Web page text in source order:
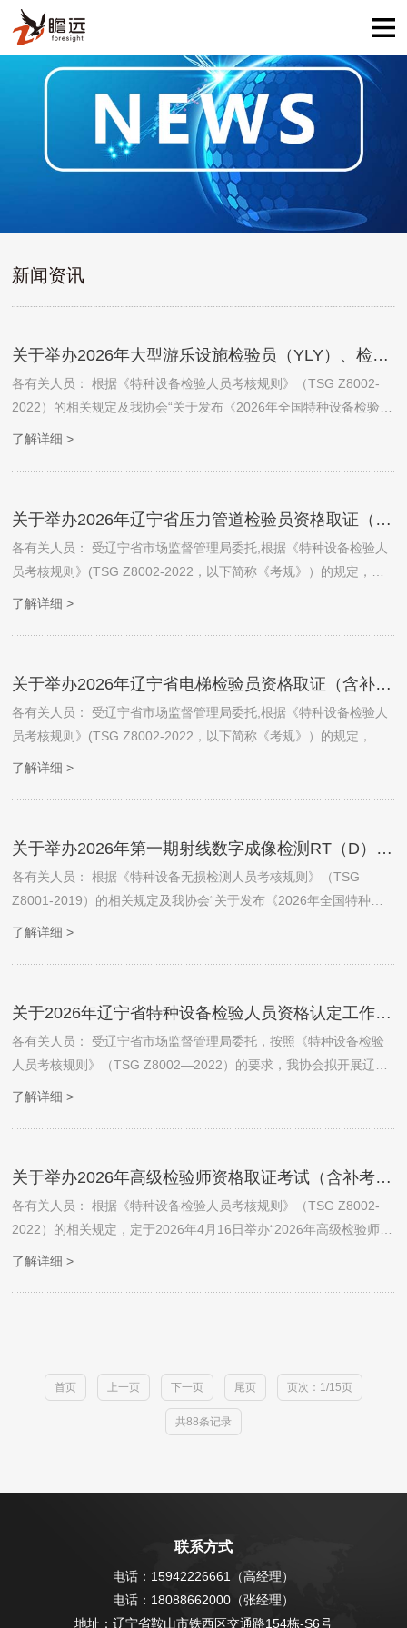
新闻资讯
关于举办2026年大型游乐设施检验员（YLY）、检验师（YLS）资格取证（含补考）及考试换证的通知
各有关人员： 根据《特种设备检验人员考核规则》（TSG Z8002-
2022）的相关规定及我协会“关于发布《2026年全国特种设备检验检
测人员资格考试计划》的通知”（中检协[2026]考字第01号）（点击
了解详细 >
关于举办2026年辽宁省压力管道检验员资格取证（含补考）、考试换证的通知
各有关人员： 受辽宁省市场监督管理局委托,根据《特种设备检验人
员考核规则》(TSG Z8002-2022，以下简称《考规》）的规定，我
协会将于2026年4月在辽宁省举办(面向辽宁省申请人员)管道检验员
了解详细 >
关于举办2026年辽宁省电梯检验员资格取证（含补考）、考试换证的通知
各有关人员： 受辽宁省市场监督管理局委托,根据《特种设备检验人
员考核规则》(TSG Z8002-2022，以下简称《考规》）的规定，我
协会将于2026年3月在辽宁省举办(面向辽宁省申请人员)电梯检验员
了解详细 >
关于举办2026年第一期射线数字成像检测RT（D）-Ⅱ级人员资格取证（含补考）的通知
各有关人员： 根据《特种设备无损检测人员考核规则》（TSG
Z8001-2019）的相关规定及我协会“关于发布《2026年全国特种设
备检验检测人员资格考试计划》的通知”（中检协[2026]考字第01
关事宜与安排通知如下：
了解详细 >
关于2026年辽宁省特种设备检验人员资格认定工作（含补考）的报名通知
各有关人员： 受辽宁省市场监督管理局委托，按照《特种设备检验
人员考核规则》（TSG Z8002—2022）的要求，我协会拟开展辽宁
省特种设备检验员（大型游乐设施和客运索道检验员除外）资格认定
了解详细 >
关于举办2026年高级检验师资格取证考试（含补考）活动的通知
各有关人员： 根据《特种设备检验人员考核规则》（TSG Z8002-
2022）的相关规定，定于2026年4月16日举办“2026年高级检验师资
格取证考试（含补考）”活动。现将此次考试的有关事宜与安排通知
了解详细 >
首页 上一页 下一页 尾页 页次：1/15页
共88条记录
联系方式
电话：15942226661（高经理）
电话：18088662000（张经理）
地址：辽宁省鞍山市铁西区交通路154栋-S6号